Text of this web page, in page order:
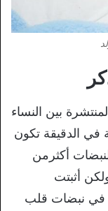
بين النساء
نبض الطفل 140 نبضة في الدقيقة تكون
أكثرمن
أثبتت
في نبضات قلب